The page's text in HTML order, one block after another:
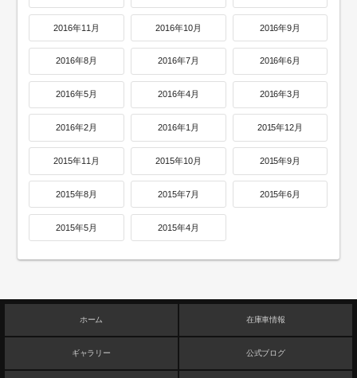
2016年11月 2016年10月 2016年9月
2016年8月 2016年7月 2016年6月
2016年5月 2016年4月 2016年3月
2016年2月 2016年1月 2015年12月
2015年11月 2015年10月 2015年9月
2015年8月 2015年7月 2015年6月
2015年5月 2015年4月
ホーム 在庫車情報
ギャラリー 公式ブログ